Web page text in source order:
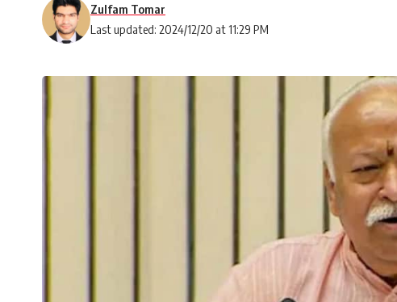
Last updated: 2024/12/20 at 11:29 PM
Zulfam Tomar